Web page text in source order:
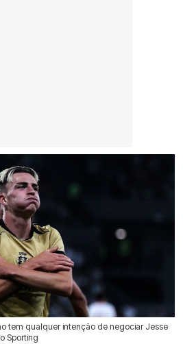
tem qualquer intenção de negociar Jesse
Sporting